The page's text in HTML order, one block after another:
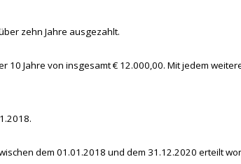
zehn Jahre ausgezahlt.
10 Jahre von insgesamt € 12.000,00. Mit jedem
dem 01.01.2018 und dem 31.12.2020 erteilt